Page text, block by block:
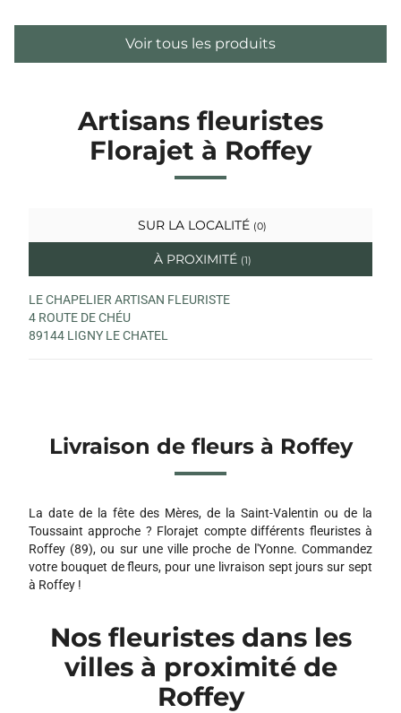
Voir tous les produits
Artisans fleuristes
Florajet à Roffey
SUR LA LOCALITÉ (0)
À PROXIMITÉ (1)
LE CHAPELIER ARTISAN FLEURISTE
4 ROUTE DE CHÉU
89144 LIGNY LE CHATEL
Livraison de fleurs à Roffey
La date de la fête des Mères, de la Saint-Valentin ou de la
Toussaint approche ? Florajet compte différents fleuristes à
Roffey (89), ou sur une ville proche de l'Yonne. Commandez
votre bouquet de fleurs, pour une livraison sept jours sur sept
à Roffey !
Nos fleuristes dans les
villes à proximité de
Roffey